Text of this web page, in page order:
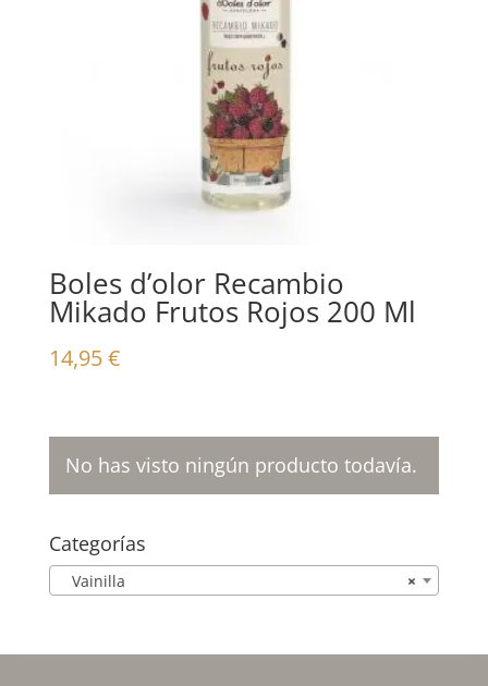
Boles d’olor Recambio
Mikado Frutos Rojos 200 Ml
14,95€
No has visto ningún producto todavía.
Categorías
×
Vainilla